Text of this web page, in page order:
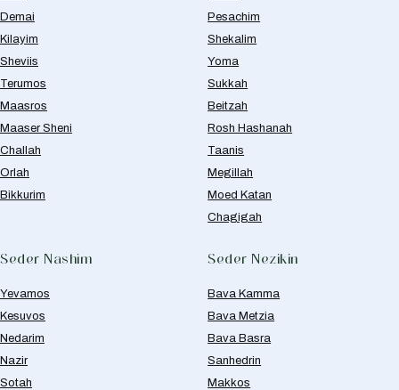
Demai
Kilayim
Sheviis
Terumos
Maasros
Maaser Sheni
Challah
Orlah
Bikkurim
Pesachim
Shekalim
Yoma
Sukkah
Beitzah
Rosh Hashanah
Taanis
Megillah
Moed Katan
Chagigah
Seder Nashim
Yevamos
Kesuvos
Nedarim
Nazir
Sotah
Seder Nezikin
Bava Kamma
Bava Metzia
Bava Basra
Sanhedrin
Makkos